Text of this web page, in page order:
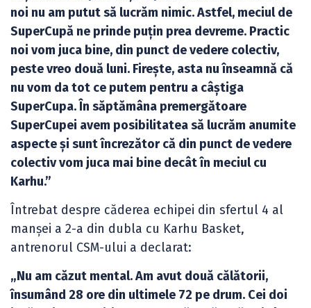
noi nu am putut să lucrăm nimic. Astfel, meciul de
SuperCupă ne prinde puțin prea devreme. Practic
noi vom juca bine, din punct de vedere colectiv,
peste vreo două luni. Firește, asta nu înseamnă că
nu vom da tot ce putem pentru a câștiga
SuperCupa. În săptămâna premergătoare
SuperCupei avem posibilitatea să lucrăm anumite
aspecte și sunt încrezător că din punct de vedere
colectiv vom juca mai bine decât în meciul cu
Karhu.”
Întrebat despre căderea echipei din sfertul 4 al
manșei a 2-a din dubla cu Karhu Basket,
antrenorul CSM-ului a declarat:
„Nu am căzut mental. Am avut două călătorii,
însumând 28 ore din ultimele 72 pe drum. Cei doi